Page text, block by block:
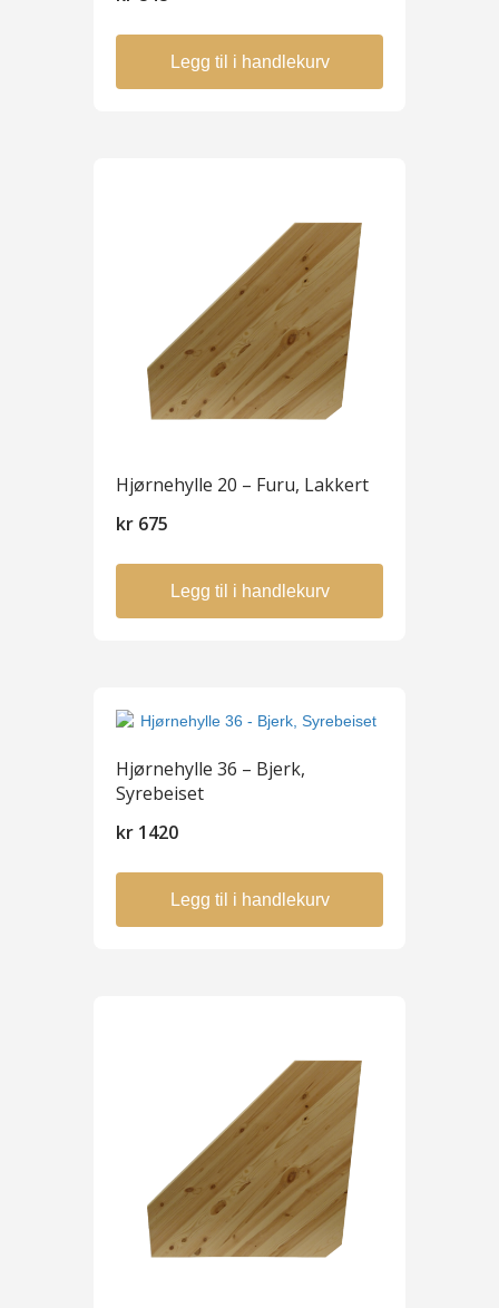
Legg til i handlekurv
Hjørnehylle 20 – Furu, Lakkert
kr 675
Legg til i handlekurv
Hjørnehylle 36 – Bjerk,
Syrebeiset
kr 1420
Legg til i handlekurv